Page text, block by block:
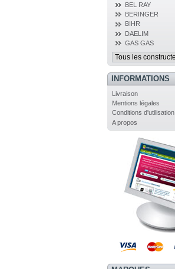
BEL RAY
BERINGER
BIHR
DAELIM
GAS GAS
INFORMATIONS
Livraison
Mentions légales
Conditions d'utilisation
A propos